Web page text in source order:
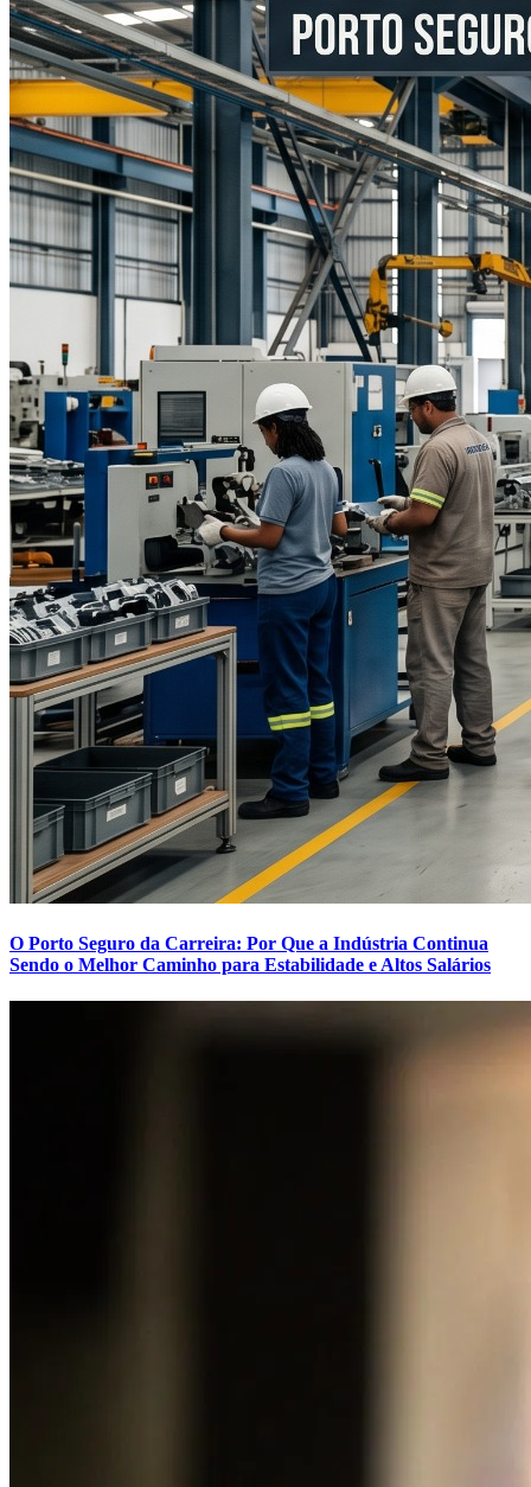
O Porto Seguro da Carreira: Por Que a Indústria Continua
Sendo o Melhor Caminho para Estabilidade e Altos Salários